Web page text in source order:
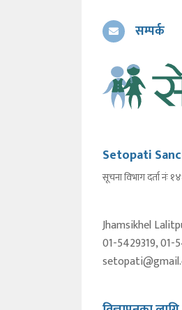
सम्पर्क
Setopati
सूचना विभाग दर्ता
Jhamsikhel
01-5429319, 01-